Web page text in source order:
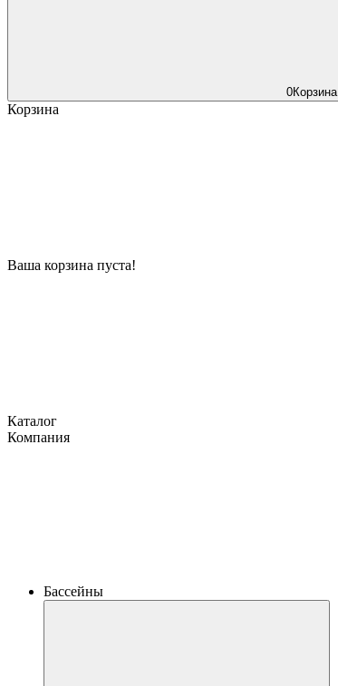
0Корзина
Корзина
Ваша корзина пуста!
Каталог
Компания
Бассейны